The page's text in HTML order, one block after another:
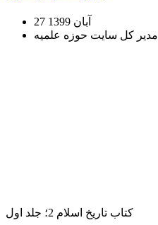
27 آبان 1399
مدیر کل سایت حوزه علمیه
کتاب تاریخ اسلام 2؛ جلد اول